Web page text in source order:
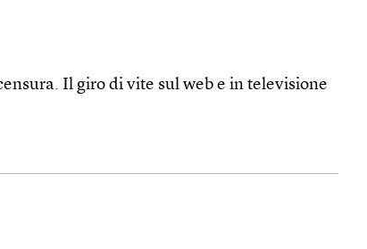
Il giro di vite sul web e in televisione